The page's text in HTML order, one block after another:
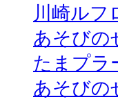
川崎ルフ
あそびの
たまプラ
あそびの